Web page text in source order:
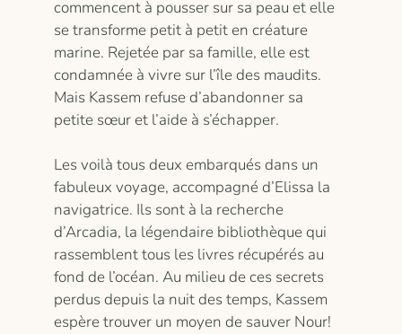
commencent à pousser sur sa peau et elle
se transforme petit à petit en créature
marine. Rejetée par sa famille, elle est
condamnée à vivre sur l’île des maudits.
Mais Kassem refuse d’abandonner sa
petite sœur et l’aide à s’échapper.
Les voilà tous deux embarqués dans un
fabuleux voyage, accompagné d’Elissa la
navigatrice. Ils sont à la recherche
d’Arcadia, la légendaire bibliothèque qui
rassemblent tous les livres récupérés au
fond de l’océan. Au milieu de ces secrets
perdus depuis la nuit des temps, Kassem
espère trouver un moyen de sauver Nour!